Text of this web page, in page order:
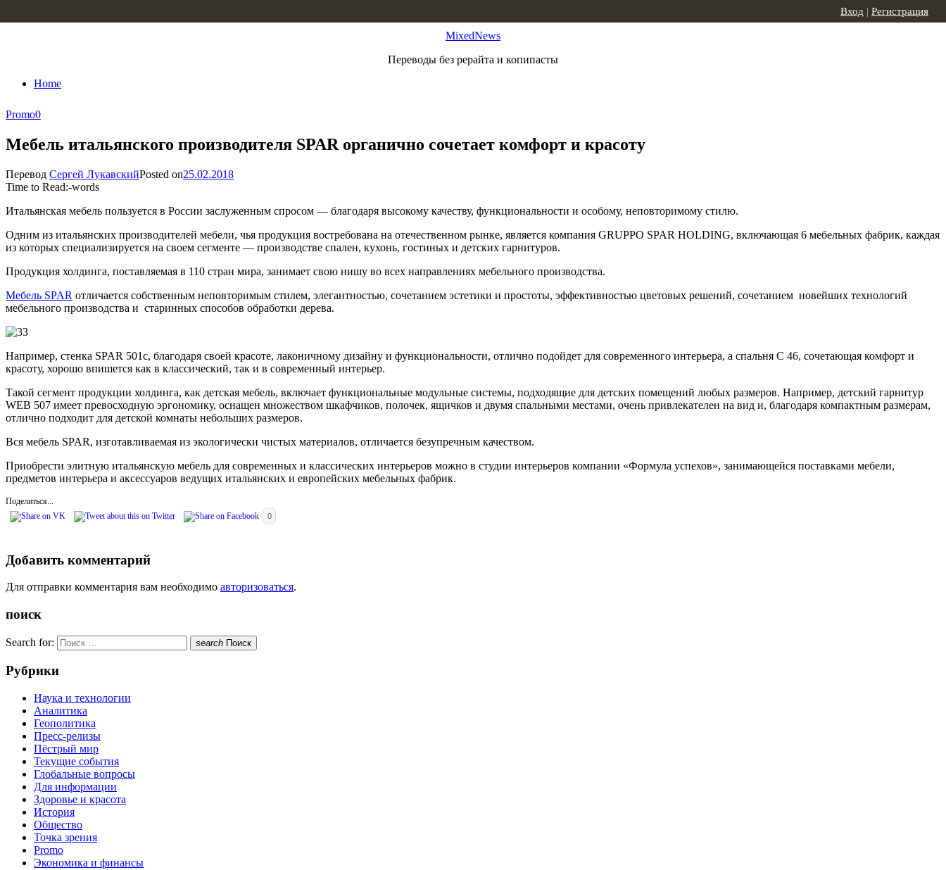
MixedNews
Переводы без рерайта и копипасты
Home
Вход | Регистрация
Promo0
Мебель итальянского производителя SPAR органично сочетает комфорт и красоту
Перевод Сергей ЛукавскийPosted on25.02.2018
Time to Read:-words
Итальянская мебель пользуется в России заслуженным спросом — благодаря высокому качеству, функциональности и особому, неповторимому стилю.
Одним из итальянских производителей мебели, чья продукция востребована на отечественном рынке, является компания GRUPPO SPAR HOLDING, включающая 6 мебельных фабрик, каждая
из которых специализируется на своем сегменте — производстве спален, кухонь, гостиных и детских гарнитуров.
Продукция холдинга, поставляемая в 110 стран мира, занимает свою нишу во всех направлениях мебельного производства.
Мебель SPAR отличается собственным неповторимым стилем, элегантностью, сочетанием эстетики и простоты, эффективностью цветовых решений, сочетанием новейших технологий
мебельного производства и старинных способов обработки дерева.
Например, стенка SPAR 501c, благодаря своей красоте, лаконичному дизайну и функциональности, отлично подойдет для современного интерьера, а спальня С 46, сочетающая комфорт и
красоту, хорошо впишется как в классический, так и в современный интерьер.
Такой сегмент продукции холдинга, как детская мебель, включает функциональные модульные системы, подходящие для детских помещений любых размеров. Например, детский гарнитур
WEB 507 имеет превосходную эргономику, оснащен множеством шкафчиков, полочек, ящичков и двумя спальными местами, очень привлекателен на вид и, благодаря компактным размерам,
отлично подходит для детской комнаты небольших размеров.
Вся мебель SPAR, изготавливаемая из экологически чистых материалов, отличается безупречным качеством.
Приобрести элитную итальянскую мебель для современных и классических интерьеров можно в студии интерьеров компании «Формула успехов», занимающейся поставками мебели,
предметов интерьера и аксессуаров ведущих итальянских и европейских мебельных фабрик.
Поделиться...
0
Добавить комментарий
Для отправки комментария вам необходимо авторизоваться.
поиск
Search for: search Поиск
Рубрики
Наука и технологии
Аналитика
Геополитика
Пресс-релизы
Пёстрый мир
Текущие события
Глобальные вопросы
Для информации
Здоровье и красота
История
Общество
Точка зрения
Promo
Экономика и финансы